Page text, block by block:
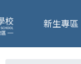
新生專區